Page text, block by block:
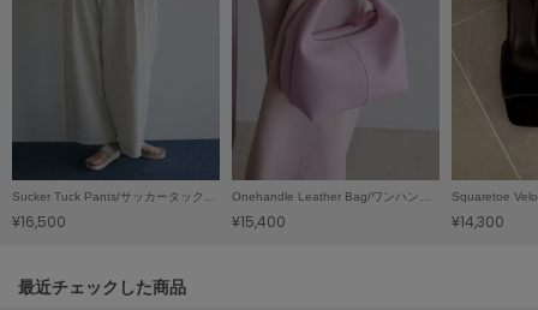
Mila Owen
ミラオーウェン
Sucker Tuck Pants/サッカータックパンツ
¥16,500
Onehandle Leather Bag/ワンハンドルレザーバッグ
¥15,400 ¥14,300
関連記事
最近チェックした商品